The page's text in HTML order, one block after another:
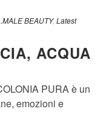
.MALE BEAUTY, Latest
ACQUA
PURA è un
emozioni e